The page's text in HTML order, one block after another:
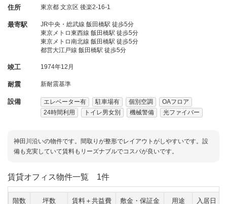
住所 東京都 文京区 後楽2-16-1
最寄駅
JR中央・総武線 飯田橋駅 徒歩5分
東京メトロ東西線 飯田橋駅 徒歩5分
東京メトロ南北線 飯田橋駅 徒歩5分
都営大江戸線 飯田橋駅 徒歩5分
竣工 1974年12月
耐震 新耐震基準
設備 エレベーター有 駐車場有 個別空調
OAフロア
24時間利用
トイレ男女別 機械警備 光ファイバー
神田川沿いの物件です。間取りが整形でレイアウトがしやすいです。設
備も充実していて賃料もリーズナブルでコスパが良いです。
賃貸オフィス物件一覧 1件
階数 坪数 賃料＋共益費 敷金・保証金 用途 入居日